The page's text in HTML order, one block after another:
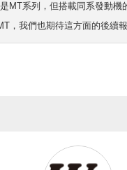
MT系列，但搭載同系發動機
，我們也期待這方面的後續報